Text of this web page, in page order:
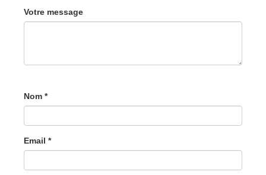
Votre message
Nom *
Email *